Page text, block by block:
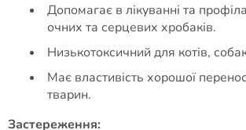
Допомагає в лікуванні та
очних та серцевих хробаків.
Низькотоксичний для котів,
Має властивість хорошої
тварин.
Застереження: